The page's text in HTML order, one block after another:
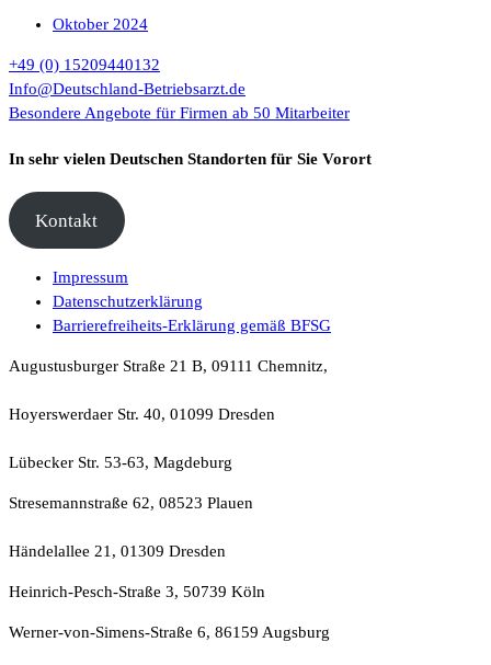
Oktober 2024
+49 (0) 15209440132
Info@Deutschland-Betriebsarzt.de
Besondere Angebote für Firmen ab 50 Mitarbeiter
In sehr vielen Deutschen Standorten für Sie Vorort
Kontakt
Impressum
Datenschutzerklärung
Barrierefreiheits-Erklärung gemäß BFSG
Augustusburger Straße 21 B, 09111 Chemnitz,
Hoyerswerdaer Str. 40, 01099 Dresden
Lübecker Str. 53-63, Magdeburg
Stresemannstraße 62, 08523 Plauen
Händelallee 21, 01309 Dresden
Heinrich-Pesch-Straße 3, 50739 Köln
Werner-von-Simens-Straße 6, 86159 Augsburg